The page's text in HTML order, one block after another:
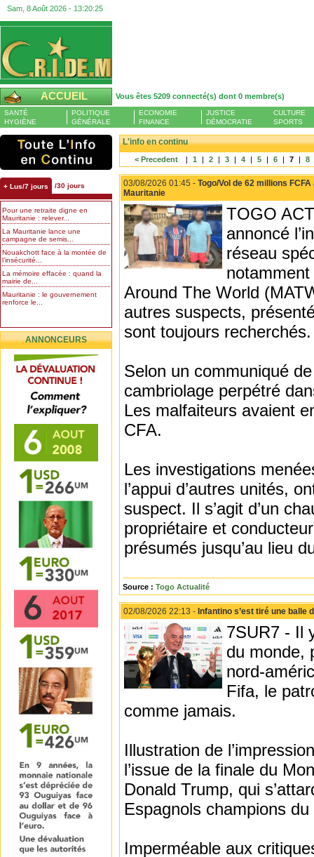
Sam, 8 Août 2026 - 13:20:26
ACCUEIL Vous êtes 5209 connecté(s) dont 0 membre(s)
SANTÉ
HYGIÈNE
POLITIQUE
GÉNÉRALE
ECONOMIE
FINANCE
JUSTICE
DÉMOCRATIE
CULTURE
SPORTS
+ Lus/7 jours /30 jours
Pour une retraite digne en
Mauritanie : relever...
La Mauritanie lance une
campagne de semis...
Nouakchott face à la montée de
l’insécurité...
La mémoire effacée : quand la
mairie de...
Mauritanie : le gouvernement
renforce le...
ANNONCEURS
L'info en continu
< Precedent | 1 | 2 | 3 | 4 | 5 | 6 | 7 | 8
03/08/2026 01:45 - Togo/Vol de 62 millions
Mauritanie
TOGO
annoncé
réseau
Around The World
autres suspects,
sont toujours recherchés.
Selon un communiqué
cambriolage perpétré
Les malfaiteurs avaient
CFA.
Les investigations
l’appui d’autres unités,
suspect. Il s’agit d’un
propriétaire et
présumés jusqu’au lieu
Source : Togo Actualité
02/08/2026 22:13 - Infantino s’est tiré une balle
7SUR7 - Il
du monde,
nord-
Fifa, le
comme jamais.
Illustration de
l’issue de la finale du
Donald Trump, qui
Espagnols champions
Imperméable aux